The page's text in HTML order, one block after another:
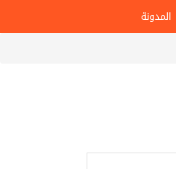
المدونة